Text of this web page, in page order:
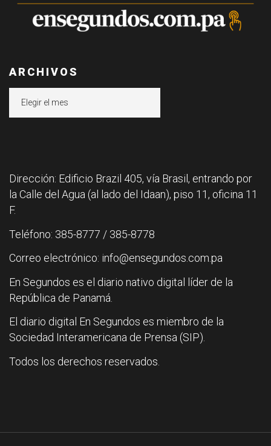
ARCHIVOS
Dirección: Edificio Brazil 405, vía Brasil, entrando por
la Calle del Agua (al lado del Idaan), piso 11, oficina 11
F.
Teléfono: 385-8777 / 385-8778
Correo electrónico: info@ensegundos.com.pa
En Segundos es el diario nativo digital líder de la
República de Panamá.
El diario digital En Segundos es miembro de la
Sociedad Interamericana de Prensa (SIP).
Todos los derechos reservados.